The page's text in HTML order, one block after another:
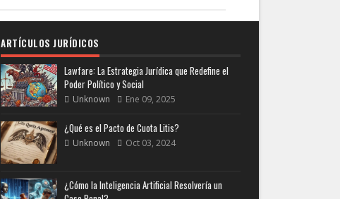
ARTÍCULOS JURÍDICOS
Lawfare: La Estrategia Jurídica que Redefine el
Poder Político y Social
Unknown Ene 09, 2025
¿Qué es el Pacto de Cuota Litis?
Unknown Oct 03, 2024
¿Cómo la Inteligencia Artificial Resolvería un